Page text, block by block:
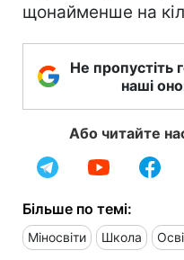
щонайменше на
Не пропустіть
наші
Або читайте
Більше по темі:
Міносвіти Школа